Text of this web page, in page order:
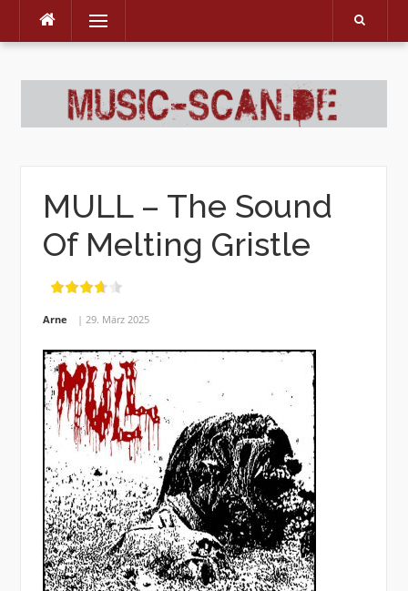
Skip
Menu
MULL – The Sound
Of Melting Gristle
Arne 29. März 2025